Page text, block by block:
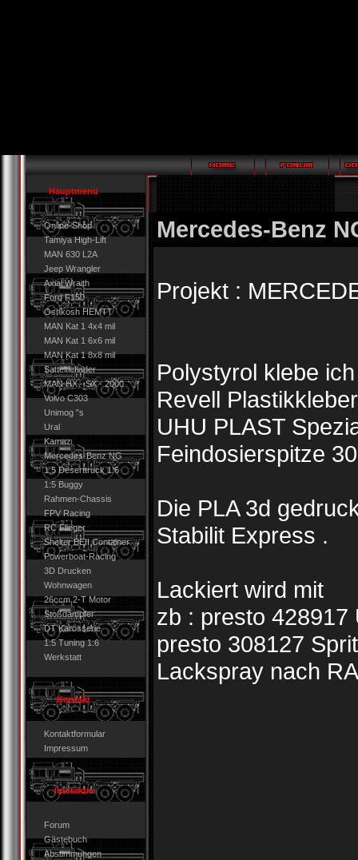
Hauptmenü
Online-Shop
Tamiya High-Lift
MAN 630 L2A
Jeep Wrangler
Axial Wraith
Ford F150
Oshkosh HEMTT
MAN Kat 1 4x4 mil
MAN Kat 1 6x6 mil
MAN Kat 1 8x8 mil
Satteltieflader
MAN HX - SX - 2000
Volvo C303
Unimog "s
Ural
Kamaz
Mercedes-Benz NG
1:5 Deserttruck 1:6
1:5 Buggy
Rahmen-Chassis
FPV Racing
RC Flieger
Shelter BEII Container
Powerboat-Racing
3D Drucken
Wohnwagen
26ccm 2-T Motor
Stoßdämpfer
DT Karosserie
1:5 Tuning 1:6
Werkstatt
Kontakt
Kontaktformular
Impressum
Interaktiv
Forum
Gästebuch
Abstimmungen
Mercedes-Benz
Projekt :
Polystyrol klebe
Revell
UHU PLAST
Feindosierspitze
Die PLA 3d
Stabilit Express .
Lackiert wird mit
zb : presto
presto 308127
Lackspray nach